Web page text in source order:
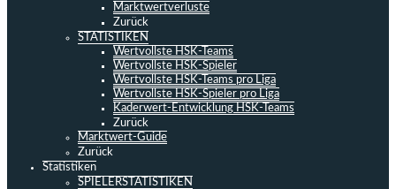
Marktwertverluste
Zurück
STATISTIKEN
Wertvollste HSK-Teams
Wertvollste HSK-Spieler
Wertvollste HSK-Teams pro Liga
Wertvollste HSK-Spieler pro Liga
Kaderwert-Entwicklung HSK-Teams
Zurück
Marktwert-Guide
Zurück
Statistiken
SPIELERSTATISTIKEN